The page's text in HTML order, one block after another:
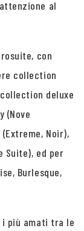
al
con
collection
deluxe
(Nove
Noir),
Suite), ed per
Burlesque,
i più amati tra le